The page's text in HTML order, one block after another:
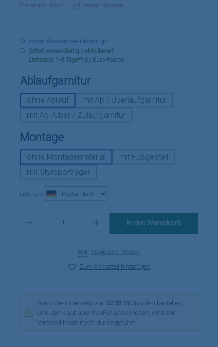
Preise inkl. MwSt. zzgl. Versandkosten
Versandkostenfreie Lieferung!*
Sofort versandfertig / abholbereit
Lieferzeit: 1-3 Tage** als Euro-Palette
Ablaufgarniturauswählen
ohne Ablauf
mit Ab-/ Überlaufgarnitur
mit Ab-/Über-/ Zulaufgarnitur
Montageauswählen
ohne Montagematerial
mit Fußgestell
mit Styroporträger
Lieferland
In den Warenkorb
Frage zum Produkt
Zum Merkzettel hinzufügen
Wenn Sie innerhalb von 02:33:19Stunden bestellen
und den Kauf über PayPal abschließen, wird der
Versand heute noch durchgeführt